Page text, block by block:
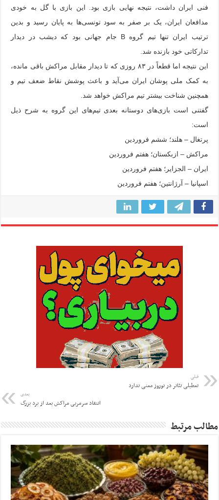
فنی ایران داشت، نتیجه نهایی بازی بود. این بازی با گل به خودی
مدافعان ایران، یک بر صفر به سود تونسی‌ها به پایان رسید و بدین
ترتیب ایران تنها تیم گروه B جام جهانی بود که دیشب در دیدار
تدارکاتی خود بازنده شد.
این نتیجه اما قطعاً در ۸۳ روزی که تا دیدار مقابل مراکش باقی مانده،
به کمک ملی پوشان ایران می‌آید و باعث پوشش نقاط ضعف تیم و
همچنین شناخت بیشتر تیم مراکش خواهد شد.
گفتنی است بازی‌های دوستانه بعدی تیم‌های این گروه به شرح ذیل
است:
پرتغال – هلند؛ ششم فروردین
مراکش – ازبکستان؛ هفتم فروردین
ایران – الجزایر؛ هفتم فروردین
اسپانیا – آرژانتین؛ هفتم فروردین
قبلی
تعطیلی تئاتر در نوروز معنی ندارد
بعدی
انتقاد سرمربی مراکش بعد از برد بزرگ
مطالب مرتبط